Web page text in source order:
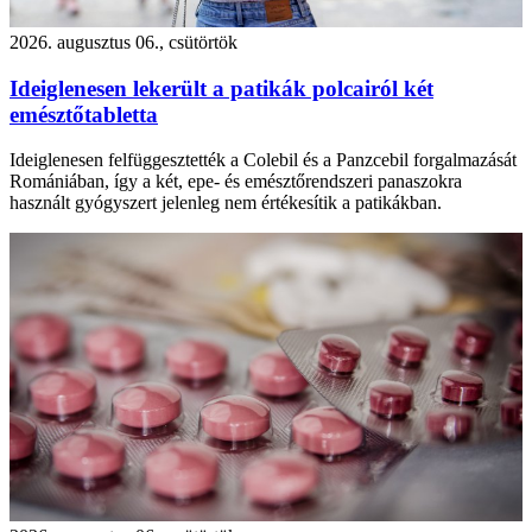
2026. augusztus 06., csütörtök
Ideiglenesen lekerült a patikák polcairól két
emésztőtabletta
Ideiglenesen felfüggesztették a Colebil és a Panzcebil forgalmazását
Romániában, így a két, epe- és emésztőrendszeri panaszokra
használt gyógyszert jelenleg nem értékesítik a patikákban.